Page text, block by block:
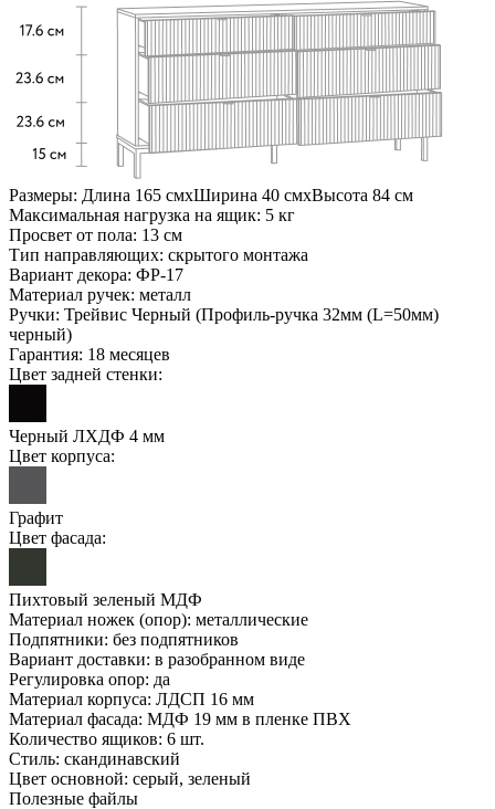
Размеры: Длина 165 смхШирина 40 смхВысота 84 см
Максимальная нагрузка на ящик: 5 кг
Просвет от пола: 13 см
Тип направляющих: скрытого монтажа
Вариант декора: ФР-17
Материал ручек: металл
Ручки: Трейвис Черный (Профиль-ручка 32мм (L=50мм)
черный)
Гарантия: 18 месяцев
Цвет задней стенки:
Черный ЛХДФ 4 мм
Цвет корпуса:
Графит
Цвет фасада:
Пихтовый зеленый МДФ
Материал ножек (опор): металлические
Подпятники: без подпятников
Вариант доставки: в разобранном виде
Регулировка опор: да
Материал корпуса: ЛДСП 16 мм
Материал фасада: МДФ 19 мм в пленке ПВХ
Количество ящиков: 6 шт.
Стиль: скандинавский
Цвет основной: серый, зеленый
Полезные файлы